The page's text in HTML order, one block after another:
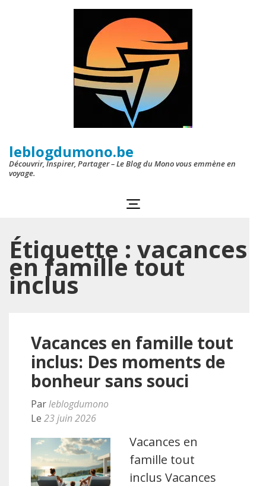
leblogdumono.be
Découvrir, Inspirer, Partager – Le Blog du Mono vous emmène en
voyage.
Étiquette : vacances
en famille tout
inclus
Vacances en famille tout
inclus: Des moments de
bonheur sans souci
Parleblogdumono
Le 23 juin 2026
Vacances en
famille tout
inclus Vacances